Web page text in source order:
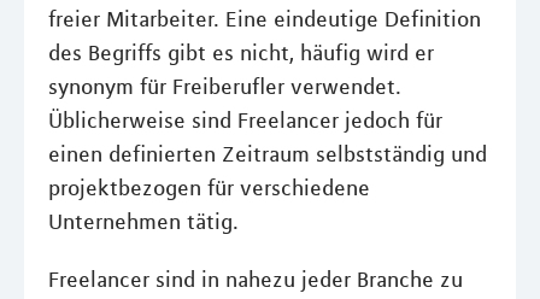
freier Mitarbeiter. Eine eindeutige Definition
des Begriffs gibt es nicht, häufig wird er
synonym für Freiberufler verwendet.
Üblicherweise sind Freelancer jedoch für
einen definierten Zeitraum selbstständig und
projektbezogen für verschiedene
Unternehmen tätig.
Freelancer sind in nahezu jeder Branche zu